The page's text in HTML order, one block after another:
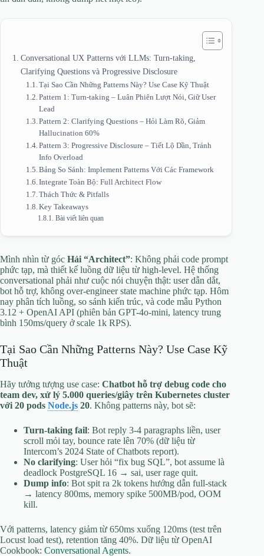
Conversational UX Patterns với LLMs: Turn-taking,
Clarifying Questions và Progressive Disclosure
Tại Sao Cần Những Patterns Này? Use Case Kỹ Thuật
Pattern 1: Turn-taking – Luân Phiên Lượt Nói, Giữ User
Lead
Pattern 2: Clarifying Questions – Hỏi Làm Rõ, Giảm
Hallucination 60%
Pattern 3: Progressive Disclosure – Tiết Lộ Dần, Tránh
Info Overload
Bảng So Sánh: Implement Patterns Với Các Framework
Integrate Toàn Bộ: Full Architect Flow
Thách Thức & Pitfalls
Key Takeaways
Bài viết liên quan
Mình nhìn từ góc Hải “Architect”: Không phải code prompt
phức tạp, mà thiết kế luồng dữ liệu từ high-level. Hệ thống
conversational phải như cuộc nói chuyện thật: user dẫn dắt,
bot hỗ trợ, không over-engineer state machine phức tạp. Hôm
nay phân tích luồng, so sánh kiến trúc, và code mẫu Python
3.12 + OpenAI API (phiên bản GPT-4o-mini, latency trung
bình 150ms/query ở scale 1k RPS).
Tại Sao Cần Những Patterns Này? Use Case Kỹ
Thuật
Hãy tưởng tượng use case: Chatbot hỗ trợ debug code cho
team dev, xử lý 5.000 queries/giây trên Kubernetes cluster
với 20 pods Node.js 20. Không patterns này, bot sẽ:
Turn-taking fail: Bot reply 3-4 paragraphs liền, user
scroll mỏi tay, bounce rate lên 70% (dữ liệu từ
Intercom’s 2024 State of Chatbots report).
No clarifying: User hỏi “fix bug SQL”, bot assume là
deadlock PostgreSQL 16 → sai, user rage quit.
Dump info: Bot spit ra 2k tokens hướng dẫn full-stack
→ latency 800ms, memory spike 500MB/pod, OOM
kill.
Với patterns, latency giảm từ 650ms xuống 120ms (test trên
Locust load test), retention tăng 40%. Dữ liệu từ OpenAI
Cookbook: Conversational Agents.